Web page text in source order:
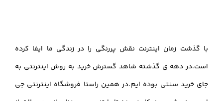
با گذشت زمان اینترنت نقش پررنگی را در زندگی ما ایفا کرده
است.در دهه ی گذشته شاهد گسترش خرید به روش اینترنتی به
جای خرید سنتی بوده ایم.در همین راستا فروشگاه اینترنتی جی